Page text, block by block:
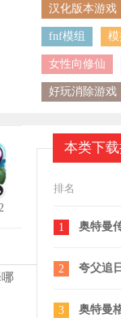
汉化版本游戏
fnf模组
女性向修仙
好玩消除游戏
本类下
排名
7136
11 火影忍
12 决斗火
13 火柴人